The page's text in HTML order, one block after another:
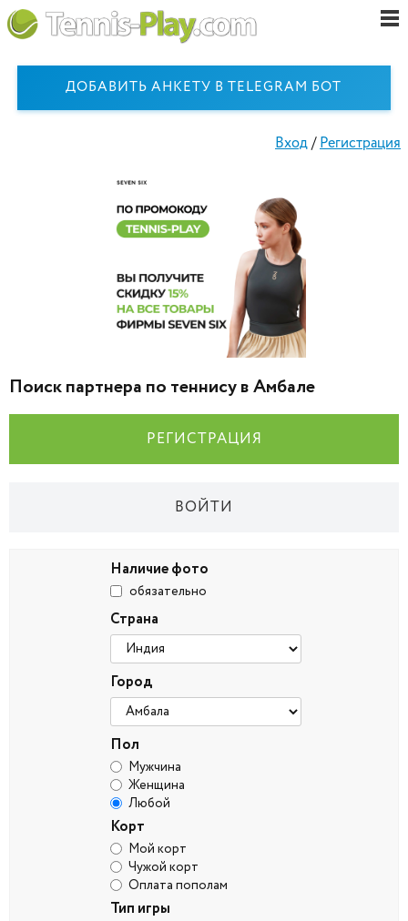
ДОБАВИТЬ АНКЕТУ В TELEGRAM БОТ
Вход/Регистрация
Поиск партнера по теннису в Амбале
РЕГИСТРАЦИЯ
ВОЙТИ
Наличие фото
обязательно
Страна
Город
Пол
Мужчина
Женщина
Любой
Корт
Мой корт
Чужой корт
Оплата пополам
Тип игры